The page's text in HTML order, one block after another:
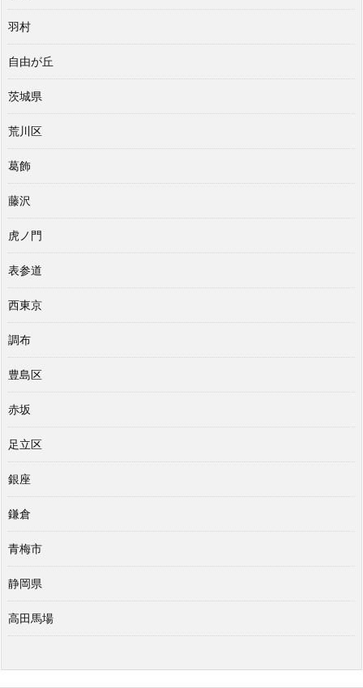
羽村
自由が丘
茨城県
荒川区
葛飾
藤沢
虎ノ門
表参道
西東京
調布
豊島区
赤坂
足立区
銀座
鎌倉
青梅市
静岡県
高田馬場